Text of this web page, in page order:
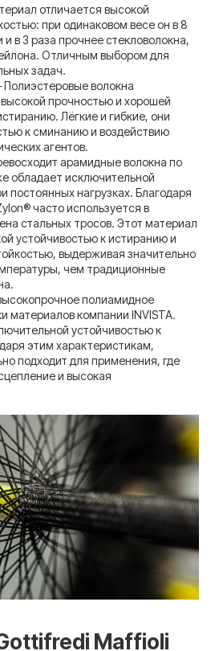
отличается высокой
при одинаковом весе он в 8
и в 3 раза прочнее стекловолокна,
Отличным выбором для
задач.
Полиэстеровые волокна
прочностью и хорошей
Лёгкие и гибкие, они
к сминанию и воздействию
агентов.
арамидные волокна по
обладает исключительной
постоянных нагрузках. Благодаря
часто используется в
стальных тросов. Этот материал
устойчивостью к истиранию и
выдерживая значительно
чем традиционные
полиамидное
материалов компании INVISTA.
устойчивостью к
этим характеристикам,
подходит для применения, где
и высокая
Maffioli